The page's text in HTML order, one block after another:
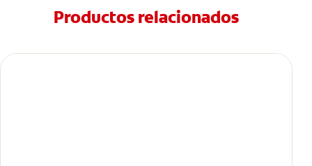
Productos relacionados